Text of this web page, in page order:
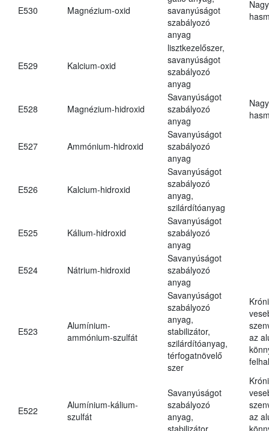
E530 Magnézium-oxid
savanyúságot
szabályozó
anyag
E529 Kalcium-oxid
lisztkezelőszer,
savanyúságot
szabályozó
anyag
E528 Magnézium-hidroxid
Savanyúságot
szabályozó
anyag
E527 Ammónium-hidroxid
Savanyúságot
szabályozó
anyag
E526 Kalcium-hidroxid
Savanyúságot
szabályozó
anyag,
szilárdítóanyag
E525 Kálium-hidroxid
Savanyúságot
szabályozó
anyag
E524 Nátrium-hidroxid
Savanyúságot
szabályozó
anyag
E523
Alumínium-
ammónium-szulfát
Savanyúságot
szabályozó
anyag,
stabilizátor,
szilárdítóanyag,
térfogatnövelő
szer
az
E522
Alumínium-kálium-
szulfát
Savanyúságot
szabályozó
anyag,
stabilizátor
az